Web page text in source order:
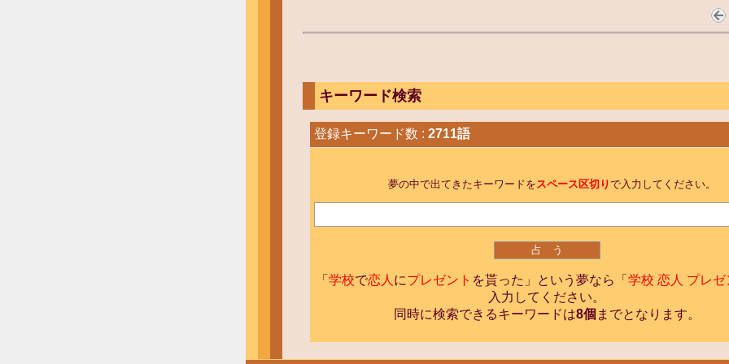
キーワード検索
登録キーワード数 : 2711語
夢の中で出てきたキーワードをスペース区切りで入力してください。
「 学校で恋人 にプレゼント を貰った」という夢なら「 学校 恋人 プレゼ
入力してください。
同時に検索できるキーワードは8個 までとなります。